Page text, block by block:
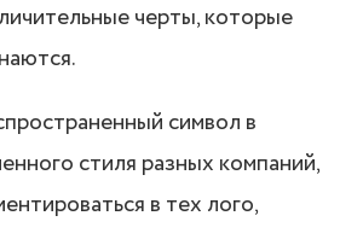
черты, которые
символ в
стиля разных компаний,
в тех лого,